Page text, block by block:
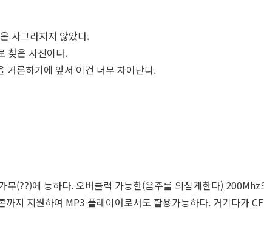
사그라지지 않았다.
찾은 사진이다.
거론하기에 앞서 이건 너무 차이난다.
무(??)에 능하다. 오버클럭 가능한(음주를 의심케한다)
지 지원하여 MP3 플레이어로서도 활용가능하다. 거기다가